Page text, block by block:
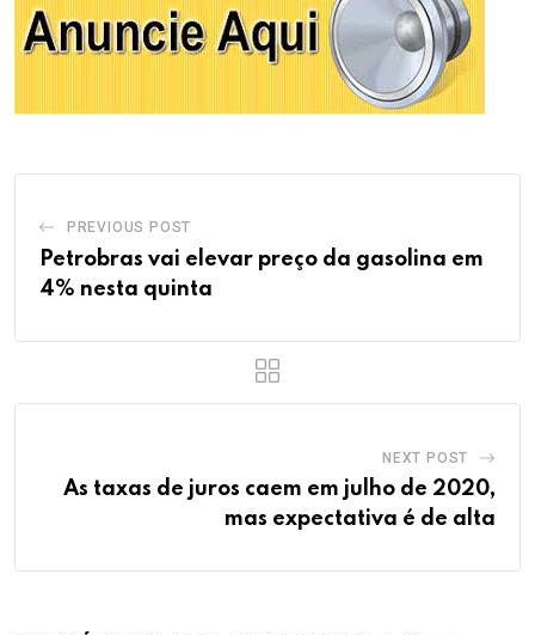
PREVIOUS POST
Petrobras vai elevar preço da gasolina em
4% nesta quinta
NEXT POST
As taxas de juros caem em julho de 2020,
mas expectativa é de alta